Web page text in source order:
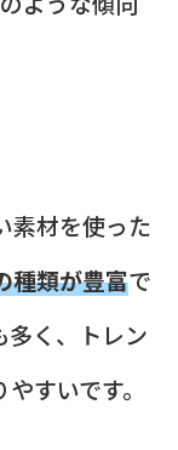
素材を使った
種類が豊富で
多く、トレン
すいです。